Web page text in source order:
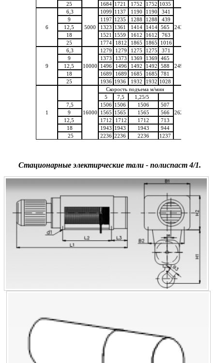
25
1684 1721 1752 1752 1035
6
6,3
5000
1099 1137 1190 1190 341
243
9 1197 1235 1288 1288
439
12,5
1323 1361 1414 1414 565
18
1521 1559 1612 1612
763
25
1774 1812 1865 1865 1016
9
6,3
10000
1279 1279 1275 1275 371
249
9 1373 1373 1369 1369
465
12,5
1496 1496 1492 1492
588
18
1689 1689 1685 1685
781
25
1936 1936 1932 1932 1028
1 16000
Скорость подъема м/мин
262
5 7,5
1,25/5
7,5
1506 1506 1506
507
9
1565 1565 1565
566
12,5
1712 1712 1712
713
18
1943 1943 1943
944
25
2236 2236 2236 1237
Стационарные электирческие тали - полиспаст 4/1.